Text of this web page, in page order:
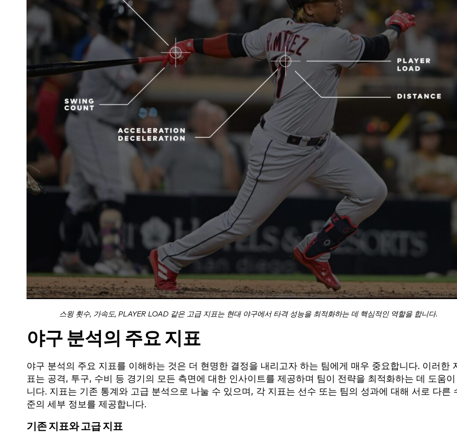
스윙 횟수, 가속도, PLAYER LOAD 같은 고급 지표는 현대 야구에서 타격 성능을 최적화하는 데 핵심적인 역할을 합니다.
야구 분석의 주요 지표
야구 분석의 주요 지표를 이해하는 것은 더 현명한 결정을 내리고자 하는 팀에게 매우 중요합니다. 이러한
표는 공격, 투구, 수비 등 경기의 모든 측면에 대한 인사이트를 제공하며 팀이 전략을 최적화하는 데 도움
니다. 지표는 기존 통계와 고급 분석으로 나눌 수 있으며, 각 지표는 선수 또는 팀의 성과에 대해 서로 다른
준의 세부 정보를 제공합니다.
기존 지표와 고급 지표